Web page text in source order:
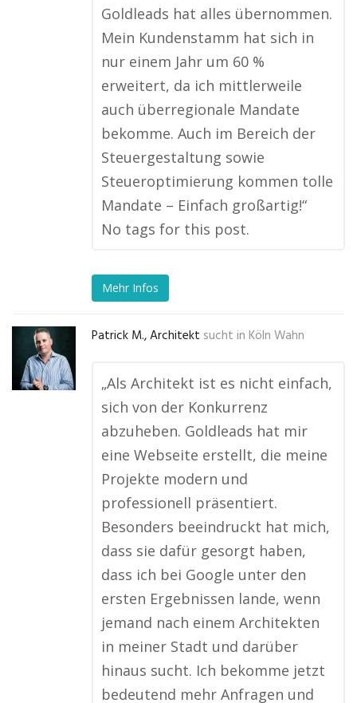
Goldleads hat alles übernommen.
Mein Kundenstamm hat sich in
nur einem Jahr um 60 %
erweitert, da ich mittlerweile
auch überregionale Mandate
bekomme. Auch im Bereich der
Steuergestaltung sowie
Steueroptimierung kommen tolle
Mandate – Einfach großartig!“
No tags for this post.
Mehr Infos
Patrick M., Architekt sucht in Köln Wahn
„Als Architekt ist es nicht einfach,
sich von der Konkurrenz
abzuheben. Goldleads hat mir
eine Webseite erstellt, die meine
Projekte modern und
professionell präsentiert.
Besonders beeindruckt hat mich,
dass sie dafür gesorgt haben,
dass ich bei Google unter den
ersten Ergebnissen lande, wenn
jemand nach einem Architekten
in meiner Stadt und darüber
hinaus sucht. Ich bekomme jetzt
bedeutend mehr Anfragen und